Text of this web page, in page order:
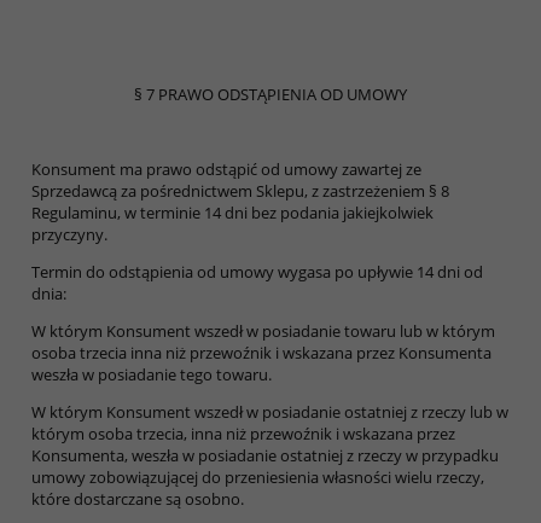
§ 7 PRAWO ODSTĄPIENIA OD UMOWY
Konsument ma prawo odstąpić od umowy zawartej ze
Sprzedawcą za pośrednictwem Sklepu, z zastrzeżeniem § 8
Regulaminu, w terminie 14 dni bez podania jakiejkolwiek
przyczyny.
Termin do odstąpienia od umowy wygasa po upływie 14 dni od
dnia:
W którym Konsument wszedł w posiadanie towaru lub w którym
osoba trzecia inna niż przewoźnik i wskazana przez Konsumenta
weszła w posiadanie tego towaru.
W którym Konsument wszedł w posiadanie ostatniej z rzeczy lub w
którym osoba trzecia, inna niż przewoźnik i wskazana przez
Konsumenta, weszła w posiadanie ostatniej z rzeczy w przypadku
umowy zobowiązującej do przeniesienia własności wielu rzeczy,
które dostarczane są osobno.